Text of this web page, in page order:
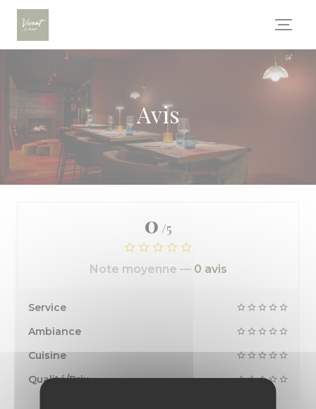
Personnalisation de vos choix en matière de cookies
Avis
0 /5
Note moyenne — 0 avis
Service
Ambiance
Cuisine
Qualité/Prix